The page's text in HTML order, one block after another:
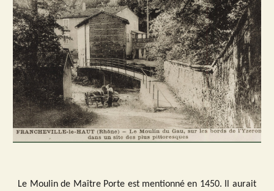
Le Moulin de Maître Porte est mentionné en 1450. Il aurait